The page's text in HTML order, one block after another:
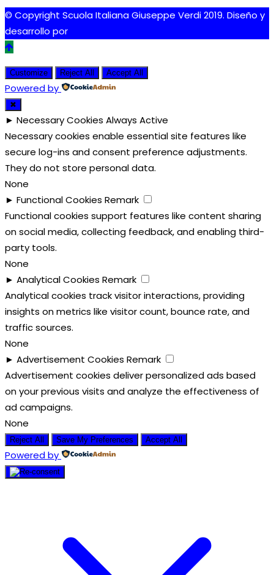
© Copyright Scuola Italiana Giuseppe Verdi 2019. Diseño y
desarrollo por
Customize Reject All Accept All
Powered by
✖
► Necessary Cookies Always Active
Necessary cookies enable essential site features like
secure log-ins and consent preference adjustments.
They do not store personal data.
None
► Functional Cookies Remark
Functional cookies support features like content sharing
on social media, collecting feedback, and enabling third-
party tools.
None
► Analytical Cookies Remark
Analytical cookies track visitor interactions, providing
insights on metrics like visitor count, bounce rate, and
traffic sources.
None
► Advertisement Cookies Remark
Advertisement cookies deliver personalized ads based
on your previous visits and analyze the effectiveness of
ad campaigns.
None
Reject All Save My Preferences Accept All
Powered by